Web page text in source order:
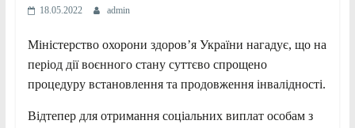
18.05.2022 admin
Міністерство охорони здоров’я України нагадує, що на
період дії воєнного стану суттєво спрощено
процедуру встановлення та продовження інвалідності.
Відтепер для отримання соціальних виплат особам з